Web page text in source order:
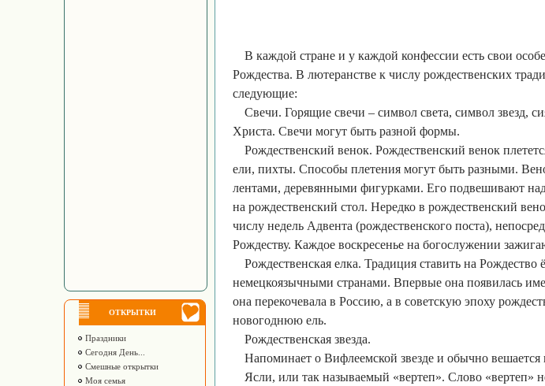
ОТКРЫТКИ
Праздники
Сегодня День...
Смешные открытки
Моя семья
В каждой стране и у каждой конфессии есть свои
Рождества. В лютеранстве к числу рождественских
следующие:
Свечи. Горящие свечи – символ света, символ звезд,
Христа. Свечи могут быть разной формы.
Рождественский венок. Рождественский венок
ели, пихты. Способы плетения могут быть разными.
лентами, деревянными фигурками. Его подвешивают
на рождественский стол. Нередко в рождественский
числу недель Адвента (рождественского поста),
Рождеству. Каждое воскресенье на богослужении
Рождественская елка. Традиция ставить на Рождество
немецкоязычными странами. Впервые она появилась
она перекочевала в Россию, а в советскую эпоху
новогоднюю ель.
Рождественская звезда.
Напоминает о Вифлеемской звезде и обычно вешается
Ясли, или так называемый «вертеп». Слово «вертеп»